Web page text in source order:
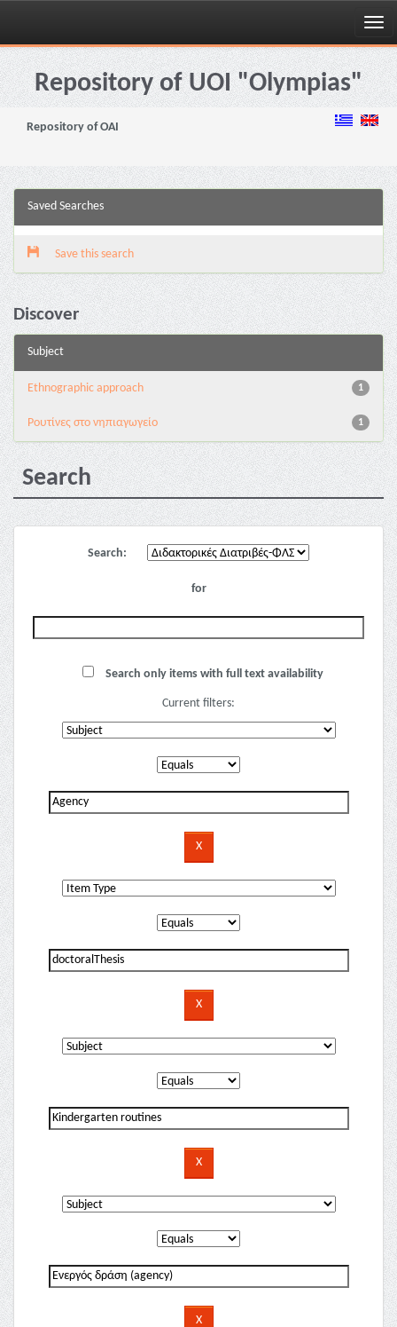
Skip
navigationRepository of UOI "Olympias"
Repository of OAI
Saved Searches
Save this search
Discover
Subject
1
Ethnographic approach
1
Pουτίνες στο νηπιαγωγείο
Search
Search:
for
Search only items with full text availability
Current filters: